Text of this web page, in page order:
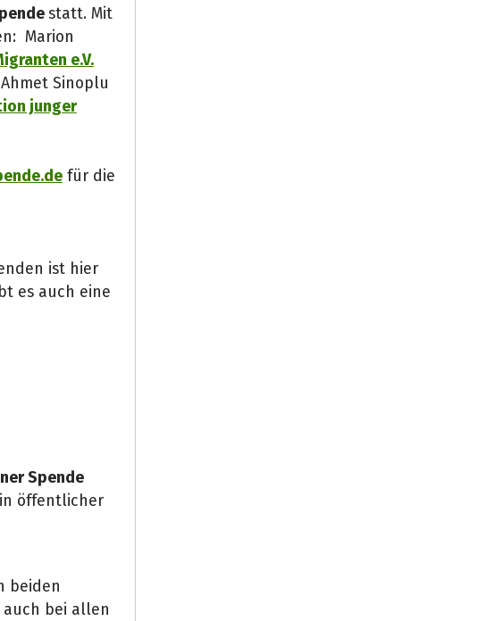
statt. Mit
Marion
e.V.
Sinoplu
junger
für die
ist hier
es auch eine
Spende
öffentlicher
beiden
bei allen